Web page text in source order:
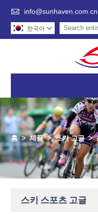
 info@sunhaven.com.cn
한국어 
홈 > 제품 > 스키 고글 >
스키 스포츠 고글